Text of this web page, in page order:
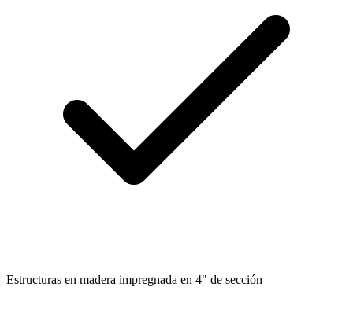
Estructuras en madera impregnada en 4" de sección